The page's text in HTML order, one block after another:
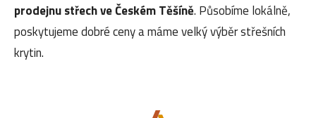
prodejnu střech ve Českém Těšíně. Působíme lokálně,
poskytujeme dobré ceny a máme velký výběr střešních
krytin.